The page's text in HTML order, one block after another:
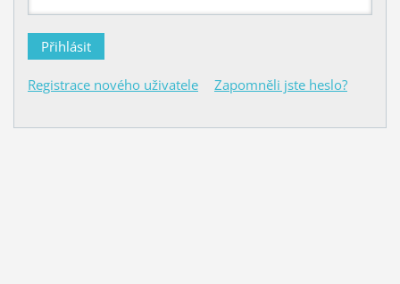
Registrace nového uživatele Zapomněli jste heslo?